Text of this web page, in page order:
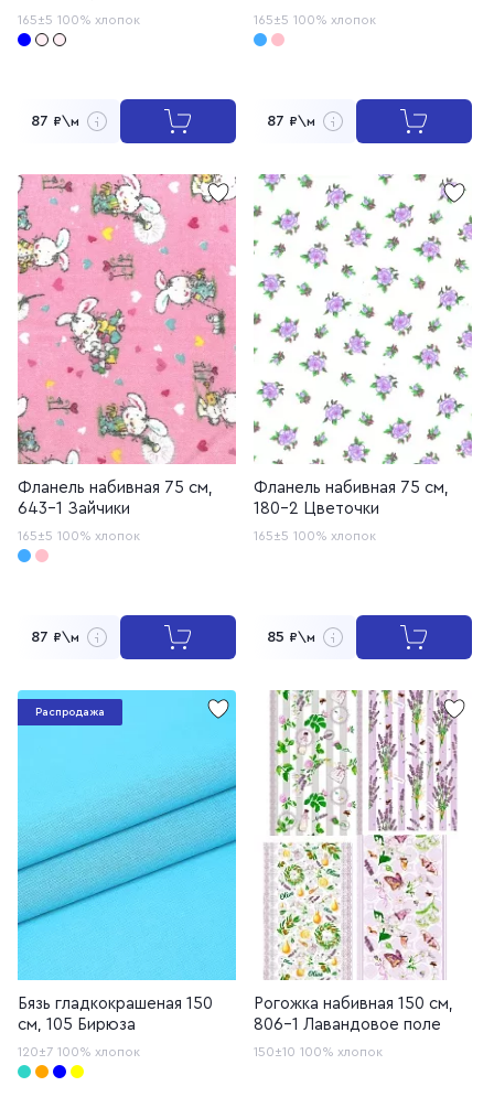
165±5 100% хлопок
87 ₽\м
165±5 100% хлопок
87 ₽\м
Фланель набивная 75 см,
643-1 Зайчики
165±5 100% хлопок
87 ₽\м
Фланель набивная 75 см,
180-2 Цветочки
165±5 100% хлопок
85 ₽\м
Распродажа
Бязь гладкокрашеная 150
см, 105 Бирюза
120±7 100% хлопок
Рогожка набивная 150 см,
806-1 Лавандовое поле
150±10 100% хлопок